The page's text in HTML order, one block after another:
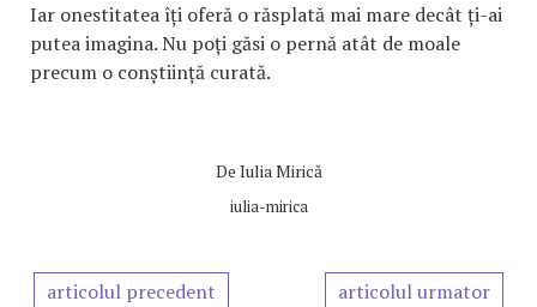
Iar onestitatea îți oferă o răsplată mai mare decât ți-ai
putea imagina. Nu poți găsi o pernă atât de moale
precum o conștiință curată.
De Iulia Mirică
iulia-mirica
articolul precedent articolul urmator